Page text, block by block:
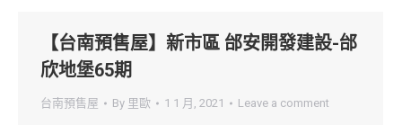
【台南預售屋】新市區 邰安開發建設-邰
欣地堡65期
台南預售屋 By 里歐 1 1 月, 2021 Leave a comment